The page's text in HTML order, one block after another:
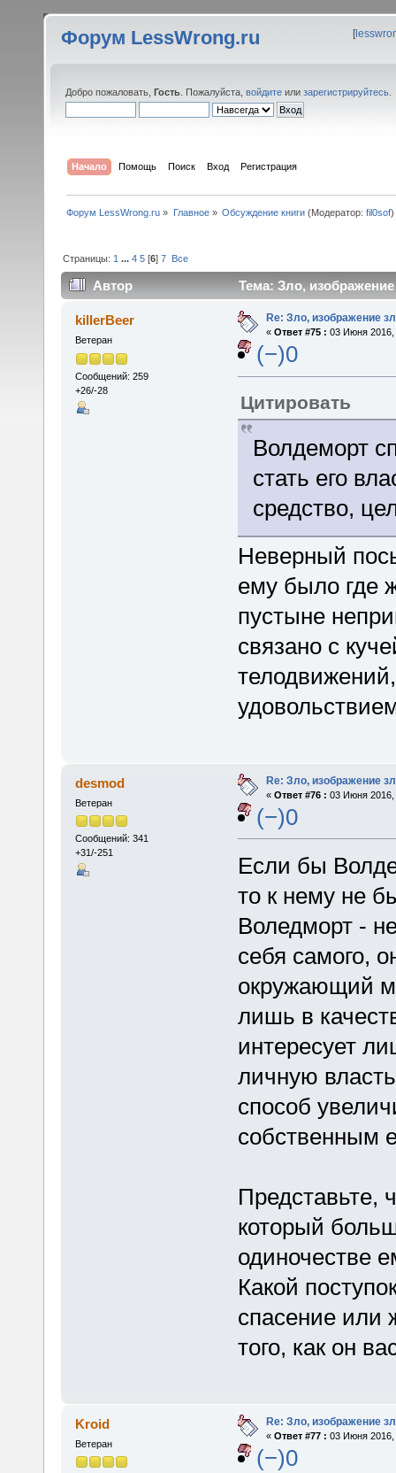
Форум LessWrong.ru [
Добро пожаловать, Гость . Пожалуйста, войдите или зарегистрируйтесь
Начало Помощь Поиск Вход Регистрация
Форум LessWrong.ru » Главное» Обсуждение книги(Модератор: fil0sof)
Страницы: 1 ...4 5 [6]7 Все
Автор Тема: Зло,
killerBeer
Ветеран
Сообщений: 259
+26/-28
Re: Зло, изображение
« Ответ #75 : 03 Июня 2016,
(−)0
Цитировать
Волдеморт
стать его
средство,
Неверный
ему было где
пустыне
связано с
desmod
Ветеран
Сообщений: 341
+31/-251
Re: Зло, изображение
« Ответ #76 : 03 Июня 2016,
(−)0
Если бы
то к нему не
Воледморт -
себя самого,
окружающий
лишь в
интересует
личную
способ
собственным
Представьте,
который
одиночестве
Какой
спасение или
того, как он
Kroid
Ветеран
Re: Зло, изображение
« Ответ #77 : 03 Июня 2016,
(−)0